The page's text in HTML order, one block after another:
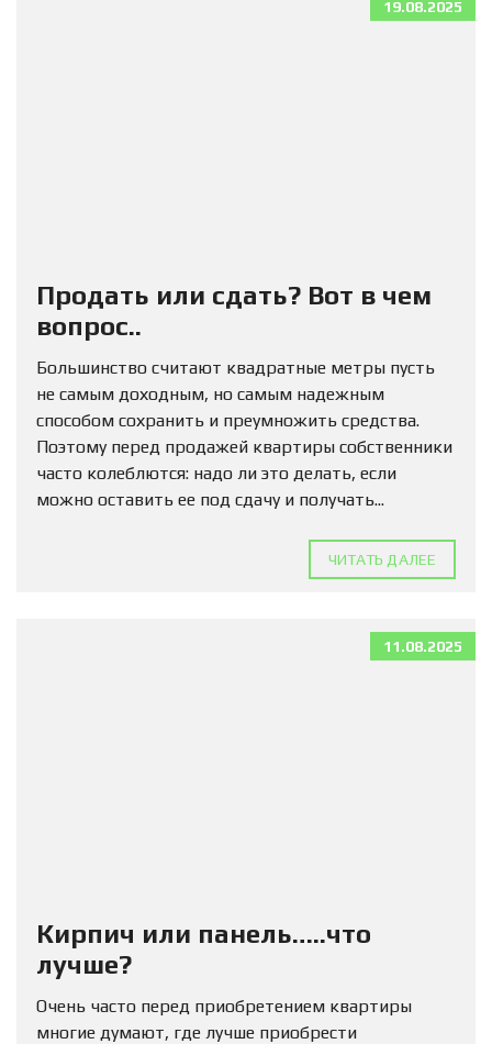
19.08.2025
Продать или сдать? Вот в чем
вопрос..
Большинство считают квадратные метры пусть
не самым доходным, но самым надежным
способом сохранить и преумножить средства.
Поэтому перед продажей квартиры собственники
часто колеблются: надо ли это делать, если
можно оставить ее под сдачу и получать...
ЧИТАТЬ ДАЛЕЕ
11.08.2025
Кирпич или панель…..что
лучше?
Очень часто перед приобретением квартиры
многие думают, где лучше приобрести